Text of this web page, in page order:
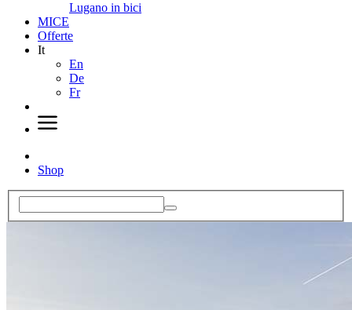
Lugano in bici
MICE
Offerte
It
En
De
Fr
Shop